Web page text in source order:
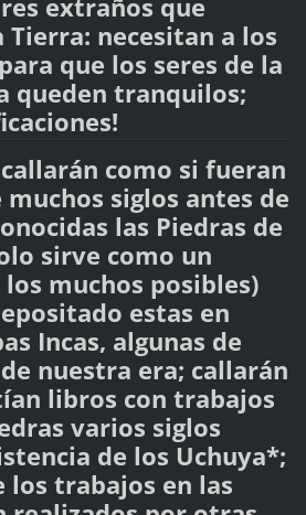
extraños que
Tierra: necesitan a los
que los seres de la
queden tranquilos;
como si fueran
muchos siglos antes de
las Piedras de
sirve como un
muchos posibles)
estas en
Incas, algunas de
nuestra era; callarán
libros con trabajos
varios siglos
de los Uchuya*;
los trabajos en las